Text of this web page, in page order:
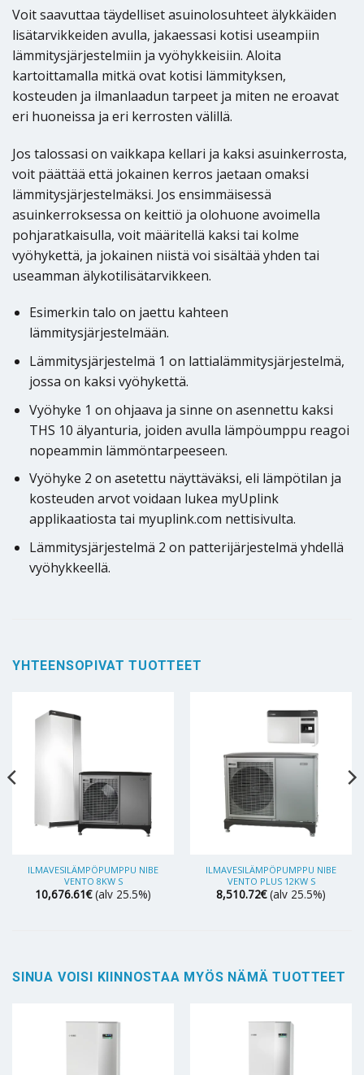
Voit saavuttaa täydelliset asuinolosuhteet älykkäiden
lisätarvikkeiden avulla, jakaessasi kotisi useampiin
lämmitysjärjestelmiin ja vyöhykkeisiin. Aloita
kartoittamalla mitkä ovat kotisi lämmityksen,
kosteuden ja ilmanlaadun tarpeet ja miten ne eroavat
eri huoneissa ja eri kerrosten välillä.
Jos talossasi on vaikkapa kellari ja kaksi asuinkerrosta,
voit päättää että jokainen kerros jaetaan omaksi
lämmitysjärjestelmäksi. Jos ensimmäisessä
asuinkerroksessa on keittiö ja olohuone avoimella
pohjaratkaisulla, voit määritellä kaksi tai kolme
vyöhykettä, ja jokainen niistä voi sisältää yhden tai
useamman älykotilisätarvikkeen.
Esimerkin talo on jaettu kahteen
lämmitysjärjestelmään.
Lämmitysjärjestelmä 1 on lattialämmitysjärjestelmä,
jossa on kaksi vyöhykettä.
Vyöhyke 1 on ohjaava ja sinne on asennettu kaksi
THS 10 älyanturia, joiden avulla lämpöumppu reagoi
nopeammin lämmöntarpeeseen.
Vyöhyke 2 on asetettu näyttäväksi, eli lämpötilan ja
kosteuden arvot voidaan lukea myUplink
applikaatiosta tai myuplink.com nettisivulta.
Lämmitysjärjestelmä 2 on patterijärjestelmä yhdellä
vyöhykkeellä.
YHTEENSOPIVAT TUOTTEET
ILMAVESILÄMPÖPUMPPU NIBE
VENTO 8KW S
10,676.61€ (alv 25.5%)
ILMAVESILÄMPÖPUMPPU NIBE
VENTO PLUS 12KW S
8,510.72€ (alv 25.5%)
SINUA VOISI KIINNOSTAA MYÖS NÄMÄ TUOTTEET